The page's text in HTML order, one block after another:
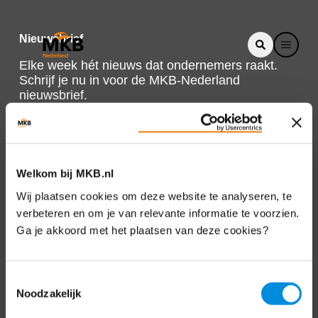
Welkom bij MKB.nl
Wij plaatsen cookies om deze website te analyseren, te
verbeteren en om je van relevante informatie te voorzien.
Ga je akkoord met het plaatsen van deze cookies?
Noodzakelijk
Nieuwsbrief
Elke week hét nieuws dat ondernemers raakt.
Schrijf je nu in voor de MKB-Nederland
nieuwsbrief.
Direct naar
Over ons
Bezuidenhoutseweg 12